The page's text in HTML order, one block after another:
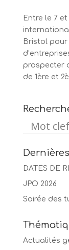
Entre le 7
Bristol
prospecter
de 1ère et
DATES DE
JPO 2026
Soirée des
Actualités